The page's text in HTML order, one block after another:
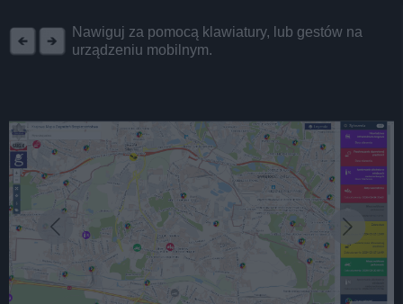
Nawiguj za pomocą klawiatury, lub gestów na
urządzeniu mobilnym.